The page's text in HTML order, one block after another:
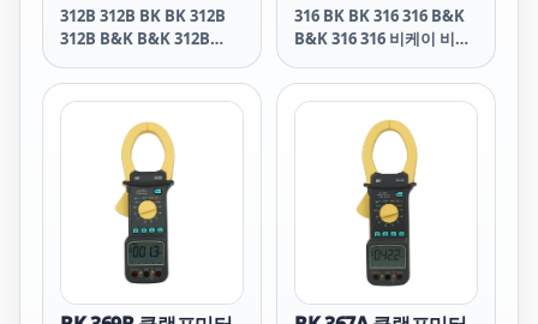
312B 312B BK BK 312B
312B B&K B&K 312B
312B 비앤케이 비앤케이
312B 312B 비엔케이 비엔
케이 312B
316 BK BK 316 316 B&K
B&K 316 316 비케이 비케
케이 316 316 비엔케이 비
엔케이 316